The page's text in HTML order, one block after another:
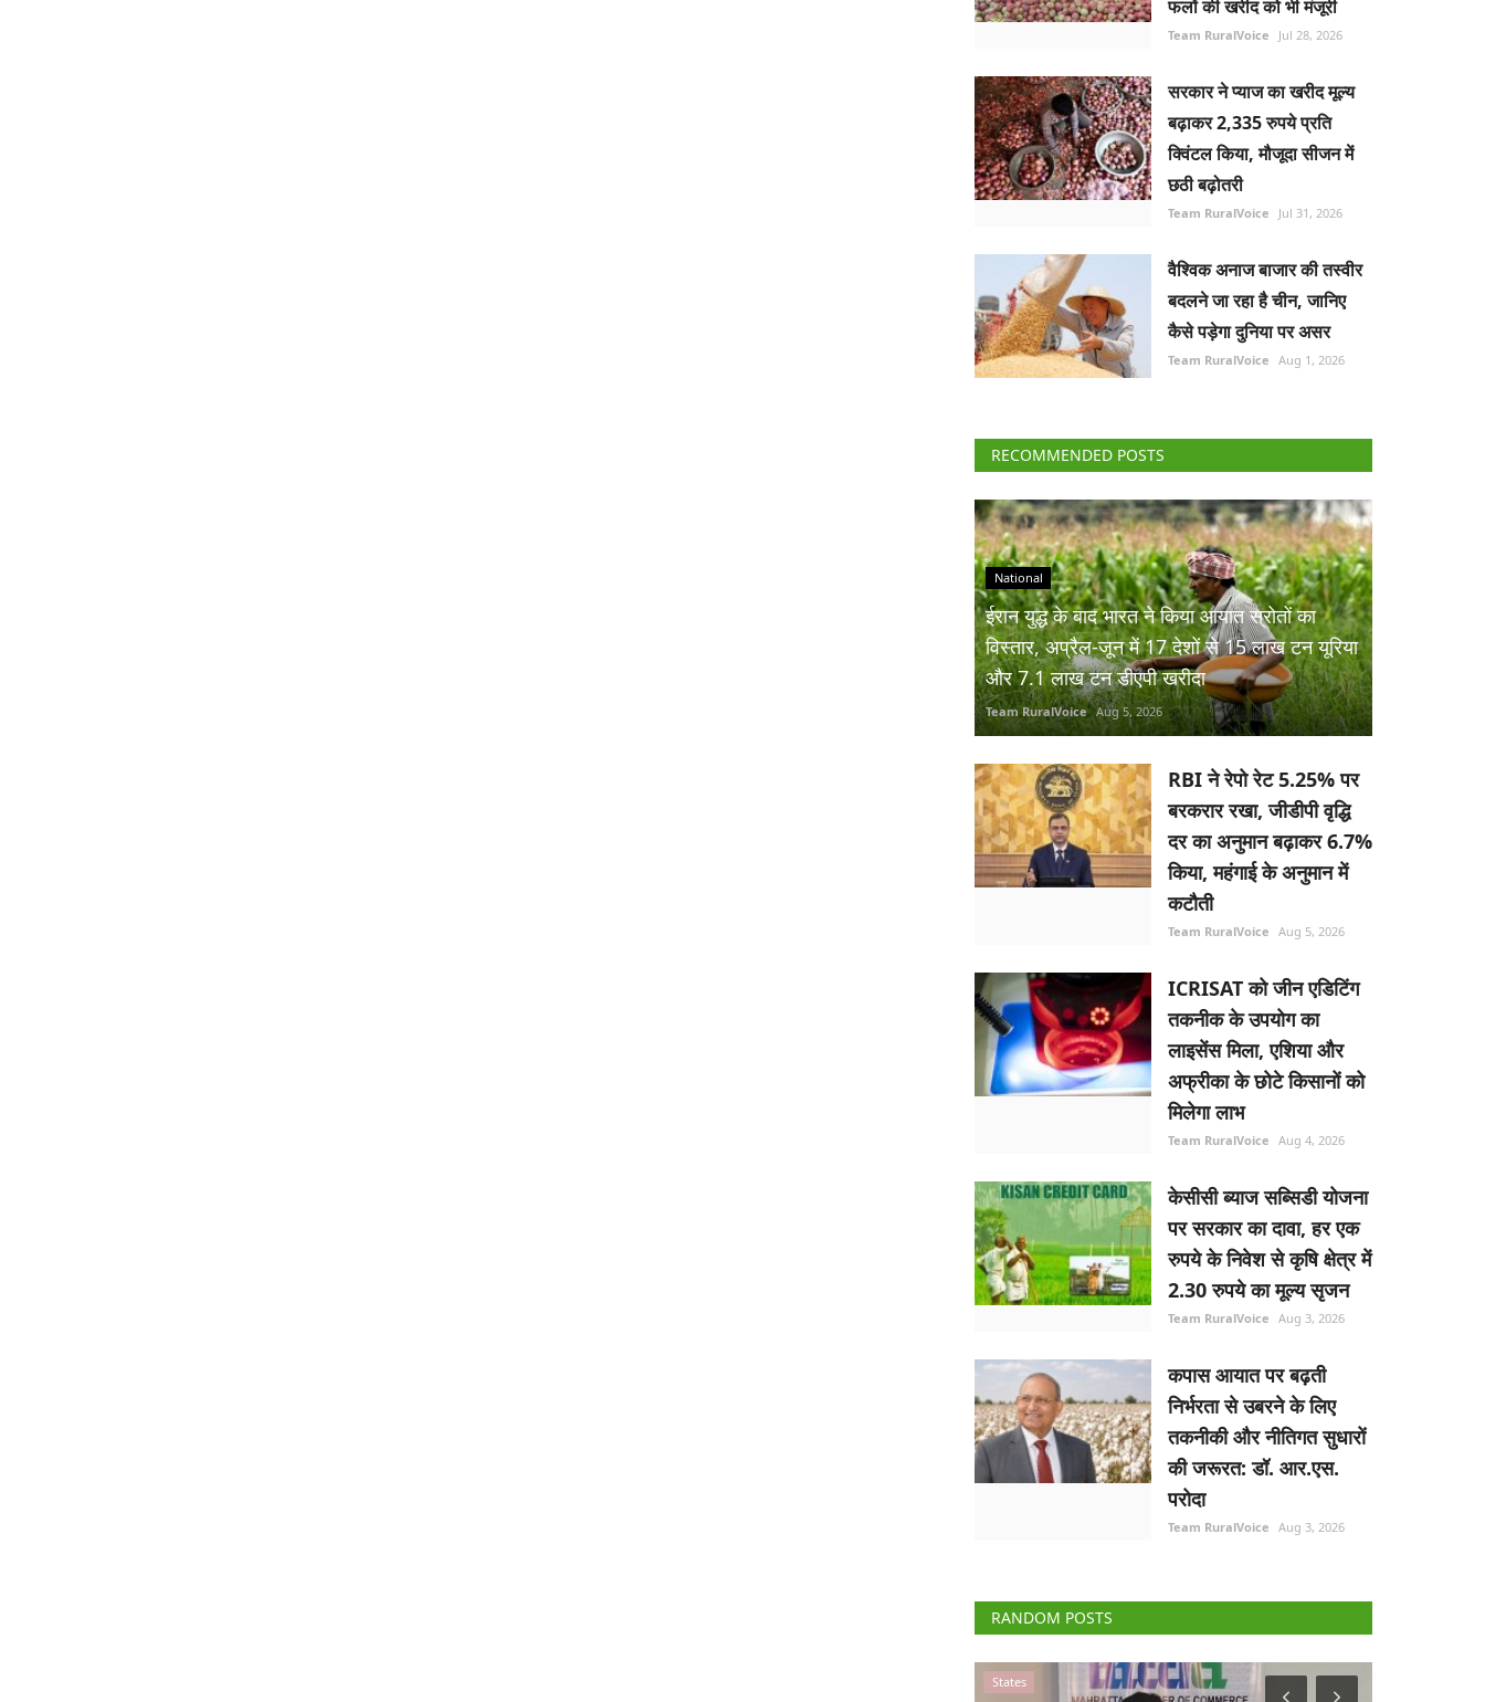
फलों की खरीद को भी मंजूरी
Team RuralVoice Jul 28, 2026
सरकार ने प्याज का खरीद मूल्य
बढ़ाकर 2,335 रुपये प्रति
क्विंटल किया, मौजूदा सीजन में
छठी बढ़ोतरी
Team RuralVoice Jul 31, 2026
वैश्विक अनाज बाजार की तस्वीर
बदलने जा रहा है चीन, जानिए
कैसे पड़ेगा दुनिया पर असर
Team RuralVoice Aug 1, 2026
RECOMMENDED POSTS
National
ईरान युद्ध के बाद भारत ने किया आयात स्रोतों का
विस्तार, अप्रैल-जून में 17 देशों से 15 लाख टन यूरिया
और 7.1 लाख टन डीएपी खरीदा
Team RuralVoice Aug 5, 2026
RBI ने रेपो रेट 5.25% पर
बरकरार रखा, जीडीपी वृद्धि
दर का अनुमान बढ़ाकर 6.7%
किया, महंगाई के अनुमान में
कटौती
Team RuralVoice Aug 5, 2026
ICRISAT को जीन एडिटिंग
तकनीक के उपयोग का
लाइसेंस मिला, एशिया और
अफ्रीका के छोटे किसानों को
मिलेगा लाभ
Team RuralVoice Aug 4, 2026
केसीसी ब्याज सब्सिडी योजना
पर सरकार का दावा, हर एक
रुपये के निवेश से कृषि क्षेत्र में
2.30 रुपये का मूल्य सृजन
Team RuralVoice Aug 3, 2026
कपास आयात पर बढ़ती
निर्भरता से उबरने के लिए
तकनीकी और नीतिगत सुधारों
की जरूरत: डॉ. आर.एस.
परोदा
Team RuralVoice Aug 3, 2026
RANDOM POSTS
Gallery